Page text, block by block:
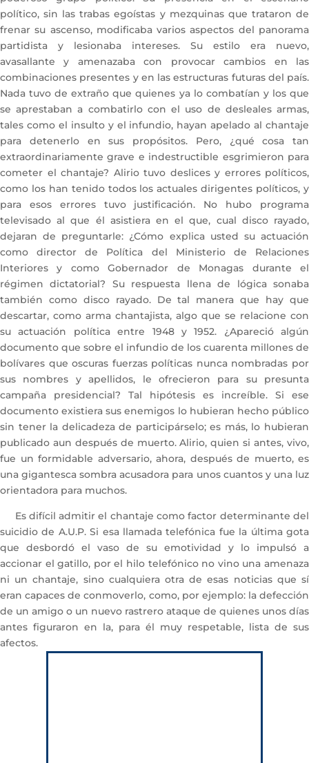
político, sin las trabas egoístas y mezquinas que trataron de
frenar su ascenso, modificaba varios aspectos del panorama
partidista y lesionaba intereses. Su estilo era nuevo,
avasallante y amenazaba con provocar cambios en las
combinaciones presentes y en las estructuras futuras del país.
Nada tuvo de extraño que quienes ya lo combatían y los que
se aprestaban a combatirlo con el uso de desleales armas,
tales como el insulto y el infundio, hayan apelado al chantaje
para detenerlo en sus propósitos. Pero, ¿qué cosa tan
extraordinariamente grave e indestructible esgrimieron para
cometer el chantaje? Alirio tuvo deslices y errores políticos,
como los han tenido todos los actuales dirigentes políticos, y
para esos errores tuvo justificación. No hubo programa
televisado al que él asistiera en el que, cual disco rayado,
dejaran de preguntarle: ¿Cómo explica usted su actuación
como director de Política del Ministerio de Relaciones
Interiores y como Gobernador de Monagas durante el
régimen dictatorial? Su respuesta llena de lógica sonaba
también como disco rayado. De tal manera que hay que
descartar, como arma chantajista, algo que se relacione con
su actuación política entre 1948 y 1952. ¿Apareció algún
documento que sobre el infundio de los cuarenta millones de
bolívares que oscuras fuerzas políticas nunca nombradas por
sus nombres y apellidos, le ofrecieron para su presunta
campaña presidencial? Tal hipótesis es increíble. Si ese
documento existiera sus enemigos lo hubieran hecho público
sin tener la delicadeza de participárselo; es más, lo hubieran
publicado aun después de muerto. Alirio, quien si antes, vivo,
fue un formidable adversario, ahora, después de muerto, es
una gigantesca sombra acusadora para unos cuantos y una luz
orientadora para muchos.
Es difícil admitir el chantaje como factor determinante del
suicidio de A.U.P. Si esa llamada telefónica fue la última gota
que desbordó el vaso de su emotividad y lo impulsó a
accionar el gatillo, por el hilo telefónico no vino una amenaza
ni un chantaje, sino cualquiera otra de esas noticias que sí
eran capaces de conmoverlo, como, por ejemplo: la defección
de un amigo o un nuevo rastrero ataque de quienes unos días
antes figuraron en la, para él muy respetable, lista de sus
afectos.